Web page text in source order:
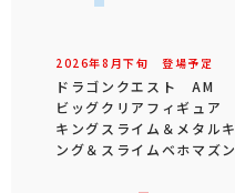
2026年8 月下旬 登場予定
ドラゴンクエスト AM
ビッグクリアフィギュア
キングスライム＆メタルキ
ング＆スライムベホマズン